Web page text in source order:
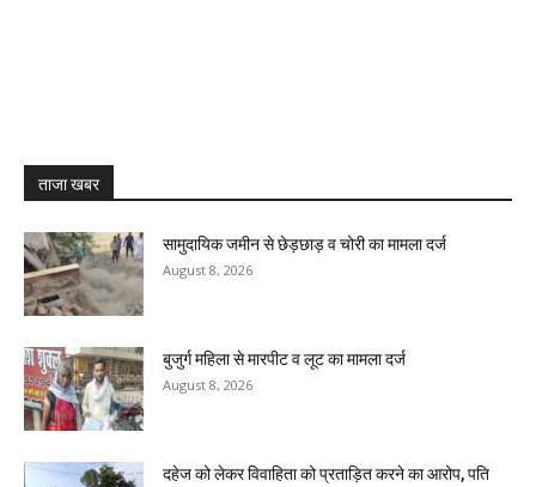
ताजा खबर
सामुदायिक जमीन से छेड़छाड़ व चोरी का मामला दर्ज
August 8, 2026
बुजुर्ग महिला से मारपीट व लूट का मामला दर्ज
August 8, 2026
दहेज को लेकर विवाहिता को प्रताड़ित करने का आरोप, पति